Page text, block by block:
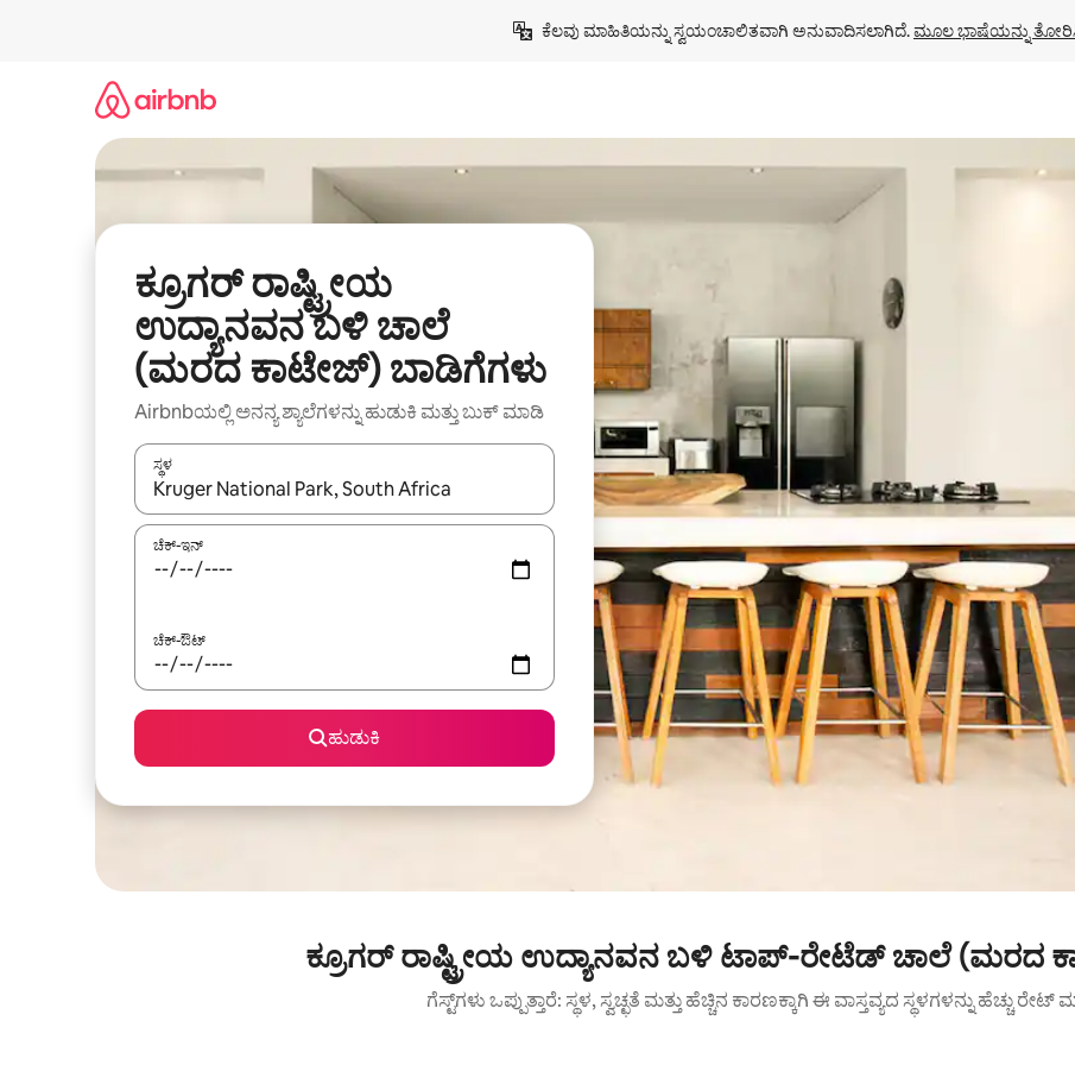
ಕೆಲವು ಮಾಹಿತಿಯನ್ನು ಸ್ವಯಂಚಾಲಿತವಾಗಿ ಅನುವಾದಿಸಲಾಗಿದೆ. ಮೂಲ ಭಾಷೆಯನ್ನು
ಕ್ರೂಗರ್ ರಾಷ್ಟ್ರೀಯ
ಉದ್ಯಾನವನ ಬಳಿ ಚಾಲೆ
(ಮರದ ಕಾಟೇಜ್) ಬಾಡಿಗೆಗಳು
Airbnbಯಲ್ಲಿ ಅನನ್ಯ ಶ್ಯಾಲೆಗಳನ್ನು ಹುಡುಕಿ ಮತ್ತು ಬುಕ್ ಮಾಡಿ
ಸ್ಥಳ
ಫಲಿತಾಂಶಗಳು ಲಭ್ಯವಿರುವಾಗ, ಅಪ್ ಮತ್ತು ಡೌನ್ ಬಾಣದ ಕೀಲಿಗಳೊಂದಿಗೆ ನ್ಯಾವಿಗೇಟ್ ಮಾಡಿ ಅಥವಾ ಸ್ಪರ್ಶ ಅಥವಾ ಸ್ವೈಪ್ ಗೆಸ್ಚರ್‌ಗಳ ಮೂಲಕ ಅನ್ವೇಷಿಸಿ.
ಚೆಕ್-ಇನ್
ಚೆಕ್-ಔಟ್
ಹುಡುಕಿ
ಕ್ರೂಗರ್ ರಾಷ್ಟ್ರೀಯ ಉದ್ಯಾನವನ ಬಳಿ ಟಾಪ್-ರೇಟೆಡ್ ಚಾಲೆ (ಮರದ
ಗೆಸ್ಟ್‌ಗಳು ಒಪ್ಪುತ್ತಾರೆ: ಸ್ಥಳ, ಸ್ವಚ್ಛತೆ ಮತ್ತು ಹೆಚ್ಚಿನ ಕಾರಣಕ್ಕಾಗಿ ಈ ವಾಸ್ತವ್ಯದ ಸ್ಥಳಗಳನ್ನು ಹೆಚ್ಚು ರೇಟ್